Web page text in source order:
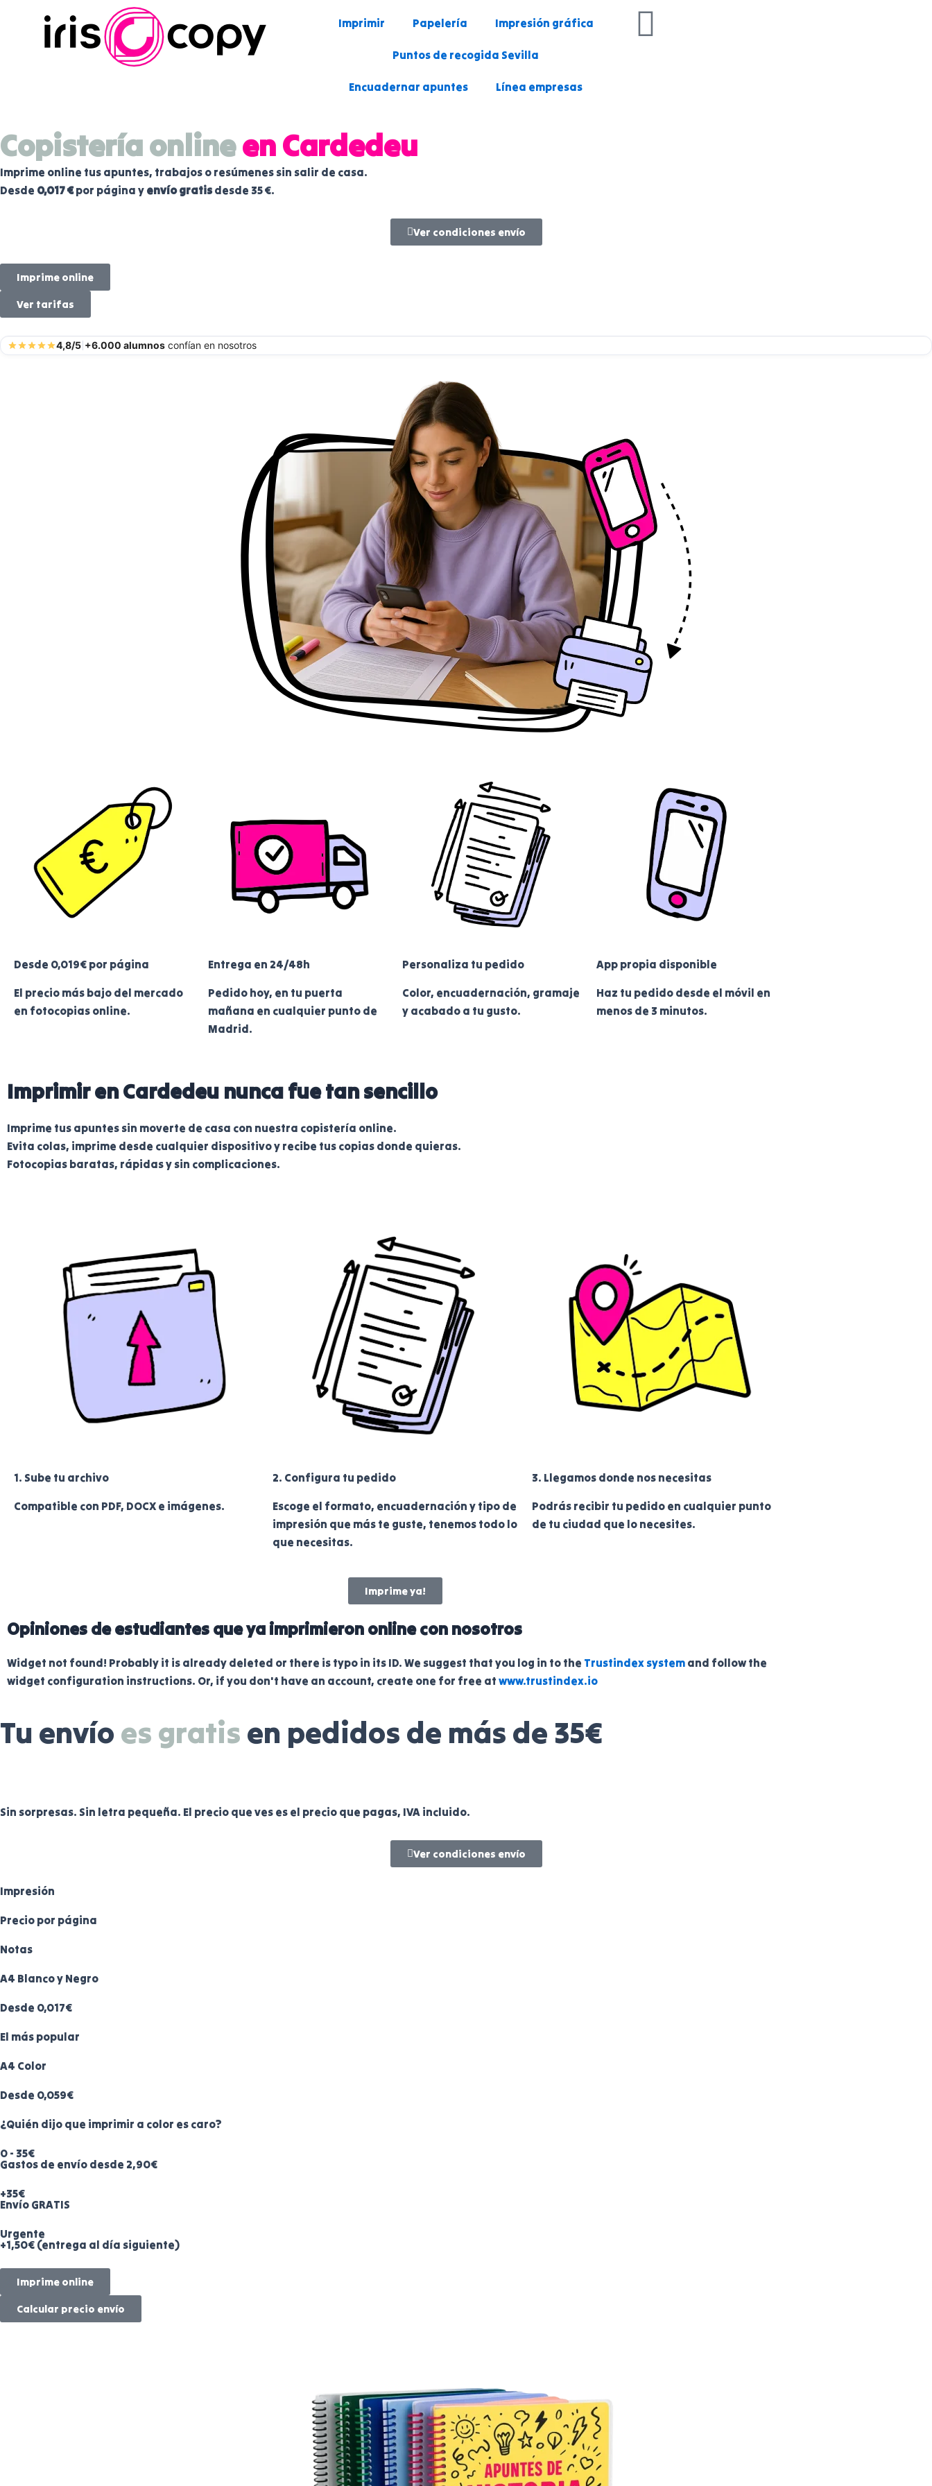
contenido
Imprimir Papelería Impresión gráfica
Puntos de recogida Sevilla
Encuadernar apuntes Línea empresas
Copistería onlineen Cardedeu
Imprime online tus apuntes, trabajos o resúmenes sin salir de casa.
Desde 0,017 €por página y envío gratisdesde 35 €.
Ver condiciones envío
Imprime online
Ver tarifas
4,8/5 +6.000 alumnos confían en nosotros
Desde 0,019€ por página
El precio más bajo del mercado
en fotocopias online.
Entrega en 24/48h
Pedido hoy, en tu puerta
mañana en cualquier punto de
Madrid.
Personaliza tu pedido
Color, encuadernación, gramaje
y acabado a tu gusto.
App propia disponible
Haz tu pedido desde el móvil en
menos de 3 minutos.
Imprimir en Cardedeu nunca fue tan sencillo
Imprime tus apuntes sin moverte de casa con nuestra copistería online.
Evita colas, imprime desde cualquier dispositivo y recibe tus copias donde quieras.
Fotocopias baratas, rápidas y sin complicaciones.
1. Sube tu archivo
Compatible con PDF, DOCX e imágenes.
2. Configura tu pedido
Escoge el formato, encuadernación y tipo de
impresión que más te guste, tenemos todo lo
que necesitas.
3. Llegamos donde nos necesitas
Podrás recibir tu pedido en cualquier punto
de tu ciudad que lo necesites.
Imprime ya!
Opiniones de estudiantes que ya imprimieron online con nosotros
Widget not found! Probably it is already deleted or there is typo in its ID. We suggest that you log in to the Trustindex system and follow the
widget configuration instructions. Or, if you don't have an account, create one for free at www.trustindex.io
Tu envío es gratis en pedidos de más de 35€
Sin sorpresas. Sin letra pequeña. El precio que ves es el precio que pagas, IVA incluido.
Ver condiciones envío
Impresión
Precio por página
Notas
A4 Blanco y Negro
Desde 0,017€
El más popular
A4 Color
Desde 0,059€
¿Quién dijo que imprimir a color es caro?
0 - 35€
Gastos de envío desde 2,90€
+35€
Envío GRATIS
Urgente
+1,50€ (entrega al día siguiente)
Imprime online
Calcular precio envío